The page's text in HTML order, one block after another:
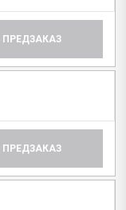
ПРЕДЗАКАЗ
ПРЕДЗАКАЗ